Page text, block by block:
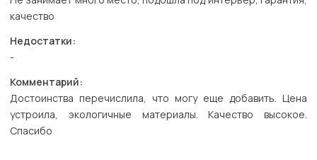
качество
Недостатки:
-
Комментарий:
Достоинства перечислила, что могу еще добавить. Цена
устроила, экологичные материалы. Качество высокое.
Спасибо